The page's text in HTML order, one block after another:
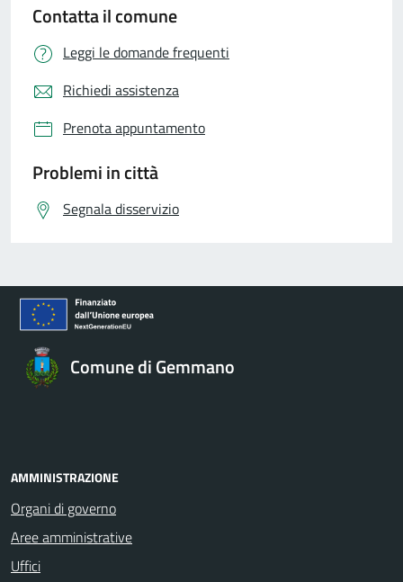
Contatta il comune
Leggi le domande frequenti
Richiedi assistenza
Prenota appuntamento
Problemi in città
Segnala disservizio
Comune di Gemmano
AMMINISTRAZIONE
Organi di governo
Aree amministrative
Uffici